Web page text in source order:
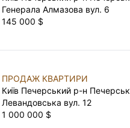
Генерала Алмазова вул. 6
145 000 $
ПРОДАЖ КВАРТИРИ
Київ Печерський р-н Печерськ
Левандовська вул. 12
1 000 000 $